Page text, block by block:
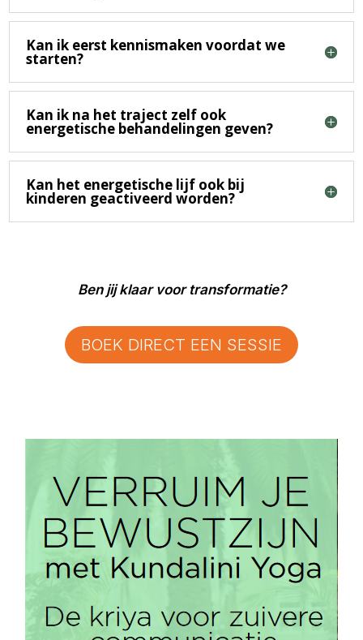
Kan ik eerst kennismaken voordat we
starten?
Kan ik na het traject zelf ook
energetische behandelingen geven?
Kan het energetische lijf ook bij
kinderen geactiveerd worden?
Ben jij klaar voor transformatie?
BOEK DIRECT EEN SESSIE